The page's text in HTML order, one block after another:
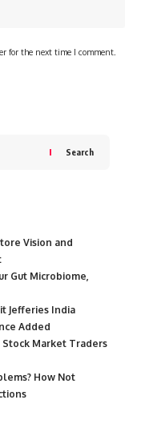
for the next time I comment.
Search
Vision and
Gut Microbiome,
Jefferies India
Added
Stock Market Traders
How Not